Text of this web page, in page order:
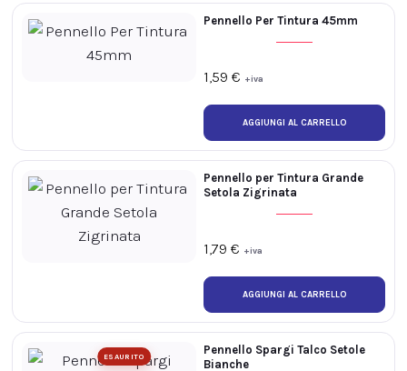
1,59 € +iva
Pennello Per Tintura 45mm
1,79 € +iva
Pennello per Tintura Grande
Setola Zigrinata
Pennello Spargi Talco Setole
Bianche
ESAURITO